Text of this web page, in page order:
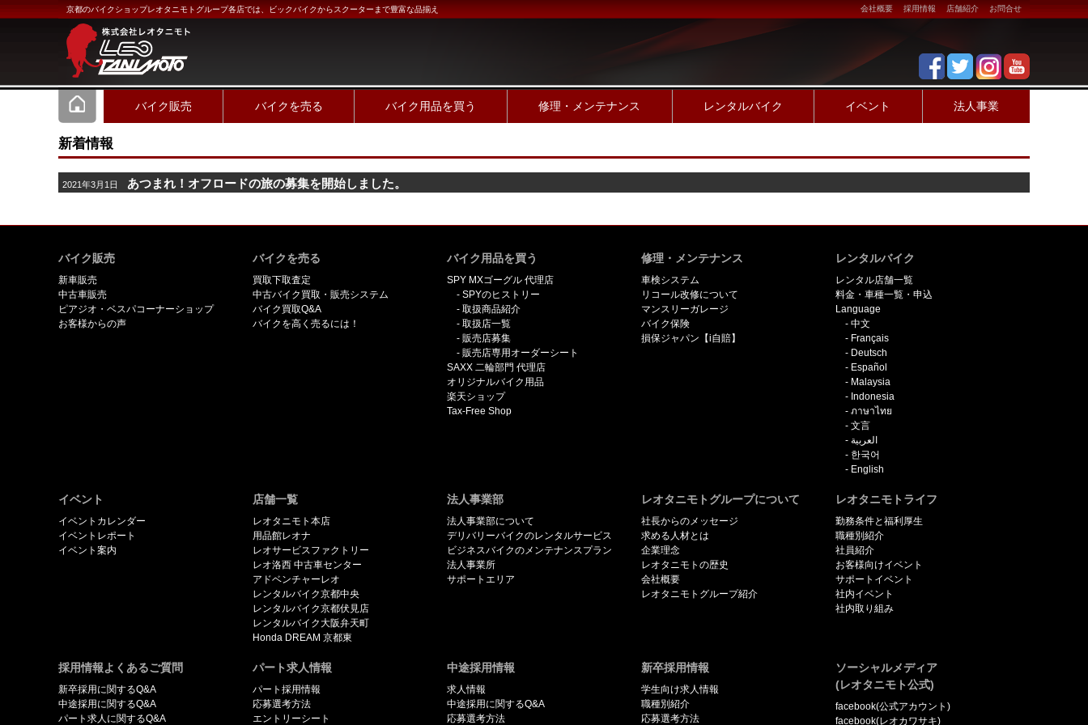
会社概要 採用情報 店舗紹介 お問合せ
京都のバイクショップレオタニモトグループ各店では、ビックバイクからスクーターまで豊富な品揃え
バイク販売 バイクを売る バイク用品を買う 修理・メンテナンス レンタルバイク イベント 法人事業
新着情報
2021年3月1日 あつまれ！オフロードの旅の募集を開始しました。
バイク販売
新車販売
中古車販売
ピアジオ・ベスパコーナーショップ
お客様からの声
バイクを売る
買取下取査定
中古バイク買取・販売システム
バイク買取Q&A
バイクを高く売るには！
バイク用品を買う
SPY MXゴーグル 代理店
SPYのヒストリー
取扱商品紹介
取扱店一覧
販売店募集
販売店専用オーダーシート
SAXX 二輪部門 代理店
オリジナルバイク用品
楽天ショップ
Tax-Free Shop
修理・メンテナンス
車検システム
リコール改修について
マンスリーガレージ
バイク保険
損保ジャパン【i自賠】
レンタルバイク
レンタル店舗一覧
料金・車種一覧・申込
Language
中文
Français
Deutsch
Español
Malaysia
Indonesia
ภาษาไทย
文言
العربية
한국어
English
イベント
イベントカレンダー
イベントレポート
イベント案内
店舗一覧
レオタニモト本店
用品館レオナ
レオサービスファクトリー
レオ洛西 中古車センター
アドベンチャーレオ
レンタルバイク京都中央
レンタルバイク京都伏見店
レンタルバイク大阪弁天町
Honda DREAM 京都東
法人事業部
法人事業部について
デリバリーバイクのレンタルサービス
ビジネスバイクのメンテナンスプラン
法人事業所
サポートエリア
レオタニモトグループについて
社長からのメッセージ
求める人材とは
企業理念
レオタニモトの歴史
会社概要
レオタニモトグループ紹介
レオタニモトライフ
勤務条件と福利厚生
職種別紹介
社員紹介
お客様向けイベント
サポートイベント
社内イベント
社内取り組み
採用情報よくあるご質問
新卒採用に関するQ&A
中途採用に関するQ&A
パート求人に関するQ&A
パート求人情報
パート採用情報
応募選考方法
エントリーシート
中途採用情報
求人情報
中途採用に関するQ&A
応募選考方法
新卒採用情報
学生向け求人情報
職種別紹介
応募選考方法
ソーシャルメディア
(レオタニモト公式)
facebook(公式アカウント)
facebook(レオカワサキ)